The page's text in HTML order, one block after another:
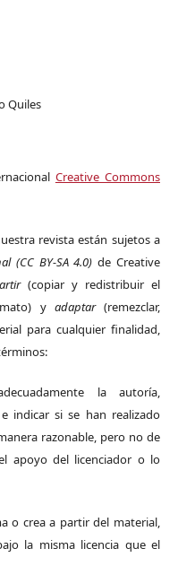
Quiles
Creative Commons
revista están sujetos a
(CC BY-SA 4.0) de Creative
(copiar y redistribuir el
y adaptar(remezclar,
para cualquier finalidad,
la autoría,
indicar si se han realizado
razonable, pero no de
apoyo del licenciador o lo
o crea a partir del material,
la misma licencia que el